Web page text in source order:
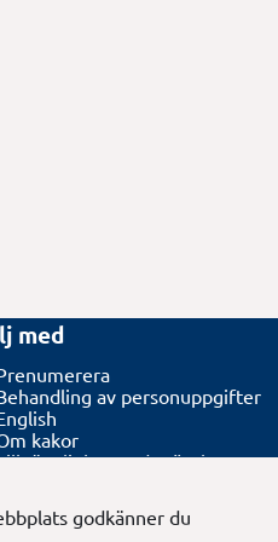
godkänner du
i nytt fönster.
fönster.
med
av personuppgifter
kakor